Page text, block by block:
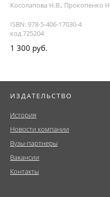
Косолапова Н.В., Прокопенко
ISBN: 978-5-406-17030-4
код 725204
1 300 руб.
ИЗДАТЕЛЬСТВО
История
Новости компании
Вузы-партнеры
Вакансии
Контакты